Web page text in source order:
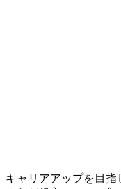
キャリアアップを目